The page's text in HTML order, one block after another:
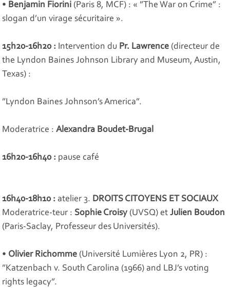
• Benjamin Fiorini (Paris 8, MCF) : « ”The War on Crime” :
slogan d’un virage sécuritaire ».
15h20-16h20 : Intervention du Pr. Lawrence (directeur de
the Lyndon Baines Johnson Library and Museum, Austin,
Texas) :
”Lyndon Baines Johnson’s America”.
Moderatrice :Alexandra Boudet-Brugal
16h20-16h40 : pause café
16h40-18h10 : atelier 3. DROITS CITOYENS ET SOCIAUX
Moderatrice-teur : Sophie Croisy (UVSQ) etJulien Boudon
(Paris-Saclay, Professeur des Universités).
• Olivier Richomme (Université Lumières Lyon 2, PR) :
”Katzenbach v. South Carolina (1966) and LBJ’s voting
rights legacy”.